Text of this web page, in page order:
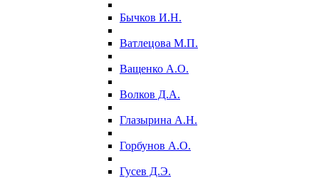
Бычков И.Н.
Ватлецова М.П.
Ващенко А.О.
Волков Д.А.
Глазырина А.Н.
Горбунов А.О.
Гусев Д.Э.